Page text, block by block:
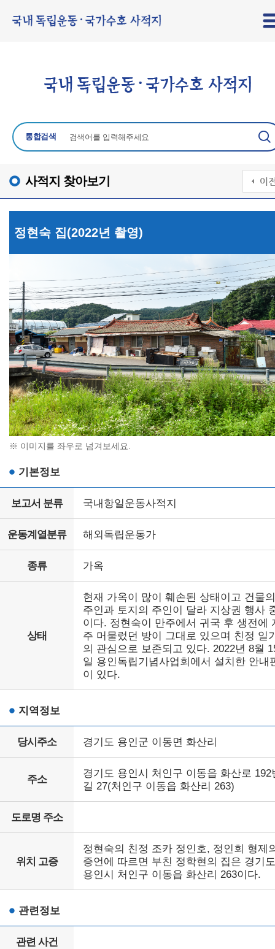
통합검색
사적지 찾아보기
정현숙 집(2022년 촬영)
※ 이미지를 좌우로 넘겨보세요.
기본정보
보고서 분류 국내항일운동사적지
운동계열분류 해외독립운동가
종류 가옥
상태
현재 가옥이 많이 훼손된 상태이고 건물의
주인과 토지의 주인이 달라 지상권 행사
이다. 정현숙이 만주에서 귀국 후 생전에
주 머물렀던 방이 그대로 있으며 친정 일
의 관심으로 보존되고 있다. 2022년 8월
일 용인독립기념사업회에서 설치한 안내
이 있다.
지역정보
당시주소 경기도 용인군 이동면 화산리
주소
경기도 용인시 처인구 이동읍 화산로 192
길 27(처인구 이동읍 화산리 263)
도로명 주소
위치 고증
정현숙의 친정 조카 정인호, 정인회 형제
증언에 따르면 부친 정학현의 집은 경기도
용인시 처인구 이동읍 화산리 263이다.
관련정보
관련 사건